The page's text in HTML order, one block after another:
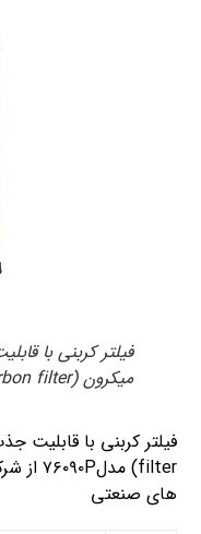
میکرون (carbon filter) مدل۷۶۰۹۰P
های صنعتی